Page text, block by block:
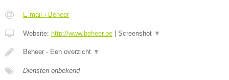
E-mail › Beheer
Website: http://www.beheer.be Screenshot ▼
Beheer - Een overzicht ▼
Diensten onbekend